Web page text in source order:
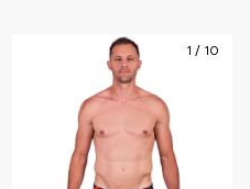
1 / 10